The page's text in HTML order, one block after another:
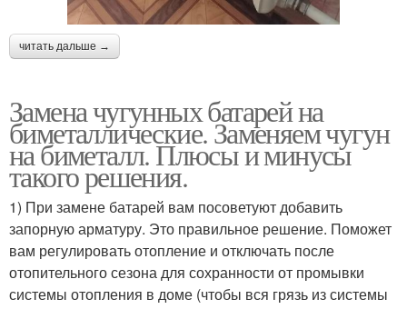
читать дальше →
Замена чугунных батарей на
биметаллические. Заменяем чугун
на биметалл. Плюсы и минусы
такого решения.
1) При замене батарей вам посоветуют добавить
запорную арматуру. Это правильное решение. Поможет
вам регулировать отопление и отключать после
отопительного сезона для сохранности от промывки
системы отопления в доме (чтобы вся грязь из системы